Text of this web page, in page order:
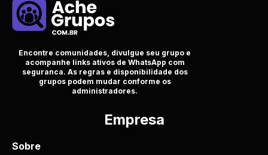
Encontre comunidades, divulgue seu grupo e
acompanhe links ativos de WhatsApp com
seguranca. As regras e disponibilidade dos
grupos podem mudar conforme os
administradores.
Empresa
Sobre